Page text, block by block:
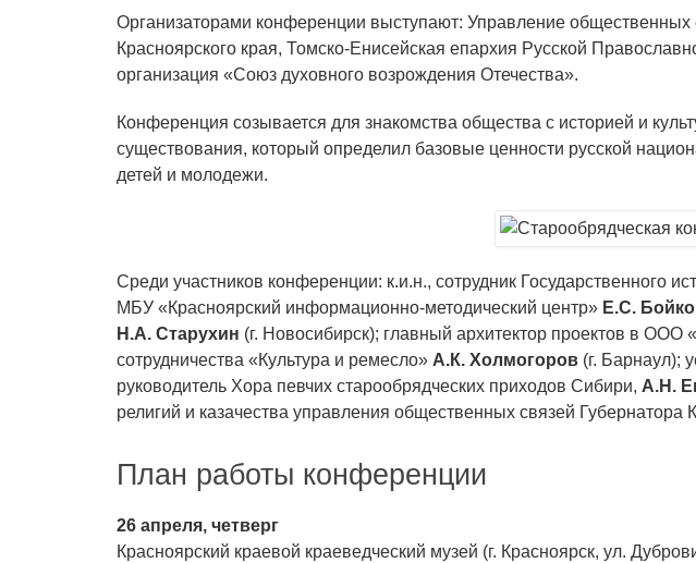
Организаторами конференции выступают: Управление общественных
Красноярского края, Томско-Енисейская епархия Русской
организация «Союз духовного возрождения Отечества».
Конференция созывается для знакомства общества с историей и
существования, который определил базовые ценности русской
детей и молодежи.
Среди участников конференции: к.и.н., сотрудник Государственного
МБУ «Красноярский информационно-методический центр» Е.С. Бойко
Н.А. Старухин (г. Новосибирск); главный архитектор проектов в ООО
сотрудничества «Культура и ремесло» А.К. Холмогоров (г. Барнаул);
руководитель Хора певчих старообрядческих приходов Сибири, А.Н.
религий и казачества управления общественных связей Губернатора
План работы конференции
26 апреля, четверг
Красноярский краевой краеведческий музей (г. Красноярск, ул.